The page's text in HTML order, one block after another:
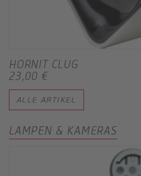
HORNIT CLUG
23,00 €
ALLE ARTIKEL
LAMPEN & KAMERAS